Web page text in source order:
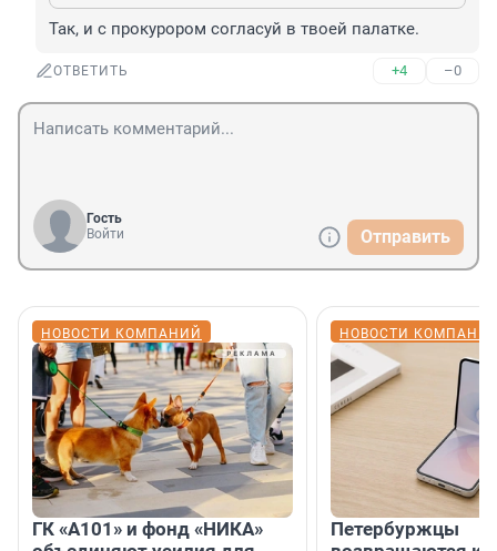
Так, и с прокурором согласуй в твоей палатке.
ОТВЕТИТЬ +4 –0
Гость
Войти
Отправить
НОВОСТИ КОМПАНИЙ
ГК «А101» и фонд «НИКА»
НОВОСТИ
Петербуржцы